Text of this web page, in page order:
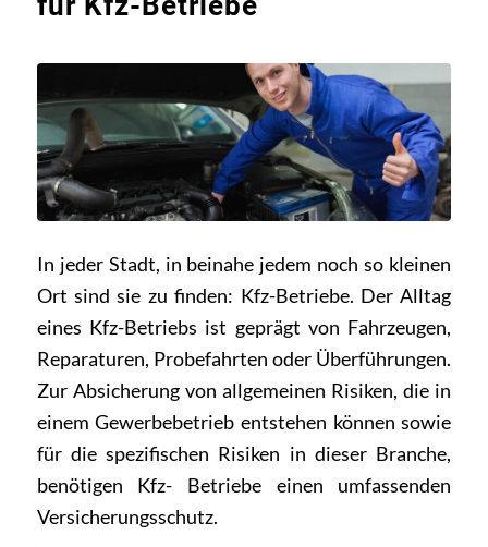
In jeder Stadt, in beinahe jedem noch so kleinen
Ort sind sie zu finden: Kfz-Betriebe. Der Alltag
eines Kfz-Betriebs ist geprägt von Fahrzeugen,
Reparaturen, Probefahrten oder Überführungen.
Zur Absicherung von allgemeinen Risiken, die in
einem Gewerbebetrieb entstehen können sowie
für die spezifischen Risiken in dieser Branche,
benötigen Kfz- Betriebe einen umfassenden
Versicherungsschutz.